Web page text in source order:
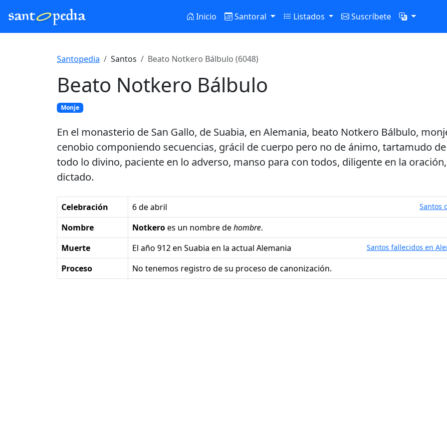
Inicio Santoral Listados Suscríbete
Santopedia Santos Beato Notkero Bálbulo (6048)
Beato Notkero Bálbulo
Monje
En el monasterio de San Gallo, de Suabia, en Alemania, beato Notkero Bálbulo,
cenobio componiendo secuencias, grácil de cuerpo pero no de ánimo, tartamudo
todo lo divino, paciente en lo adverso, manso para con todos, diligente en la
dictado.
Celebración 6 de abril Santos
Nombre Notkeroes un nombre dehombre.
Muerte
el año 912 en Suabia en la actual Alemania Santos fallecidos en
Proceso No tenemos registro de su proceso de canonización.